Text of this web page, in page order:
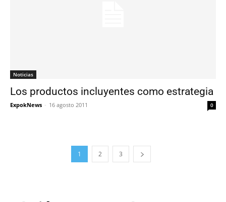
Noticias
Los productos incluyentes como estrategia
ExpokNews - 16 agosto 2011 0
1 2 3